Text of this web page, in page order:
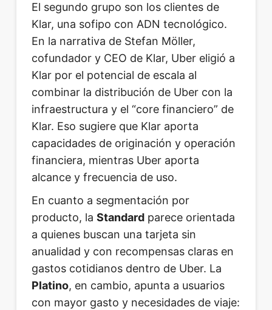
El segundo grupo son los clientes de
Klar, una sofipo con ADN tecnológico.
En la narrativa de Stefan Möller,
cofundador y CEO de Klar, Uber eligió a
Klar por el potencial de escala al
combinar la distribución de Uber con la
infraestructura y el “core financiero” de
Klar. Eso sugiere que Klar aporta
capacidades de originación y operación
financiera, mientras Uber aporta
alcance y frecuencia de uso.
En cuanto a segmentación por
producto, la Standardparece orientada
a quienes buscan una tarjeta sin
anualidad y con recompensas claras en
gastos cotidianos dentro de Uber. La
Platino, en cambio, apunta a usuarios
con mayor gasto y necesidades de viaje: